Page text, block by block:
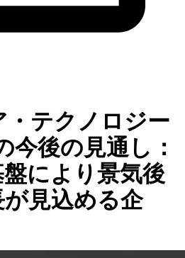
テクノロジー
今後の見通し：
により景気後
見込める企